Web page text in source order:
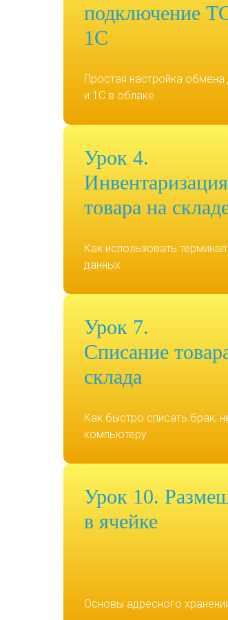
подключение
1С
Простая настройка
и 1С в облаке
Урок 4.
Инвентаризация
товара на
Как использовать
данных
Урок 7.
Списание
склада
Как быстро списать брак,
компьютеру
Урок 10.
в ячейке
Основы адресного